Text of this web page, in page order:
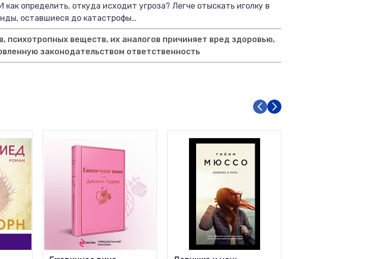
определить, откуда исходит угроза? Легче отыскать иголку в
оставшиеся до катастрофы…
психотропных веществ, их аналогов причиняет вред здоровью,
законодательством ответственность